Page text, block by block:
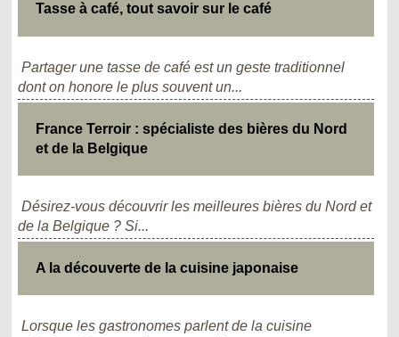
Tasse à café, tout savoir sur le café
Partager une tasse de café est un geste traditionnel
dont on honore le plus souvent un...
France Terroir : spécialiste des bières du Nord
et de la Belgique
Désirez-vous découvrir les meilleures bières du Nord et
de la Belgique ? Si...
A la découverte de la cuisine japonaise
Lorsque les gastronomes parlent de la cuisine